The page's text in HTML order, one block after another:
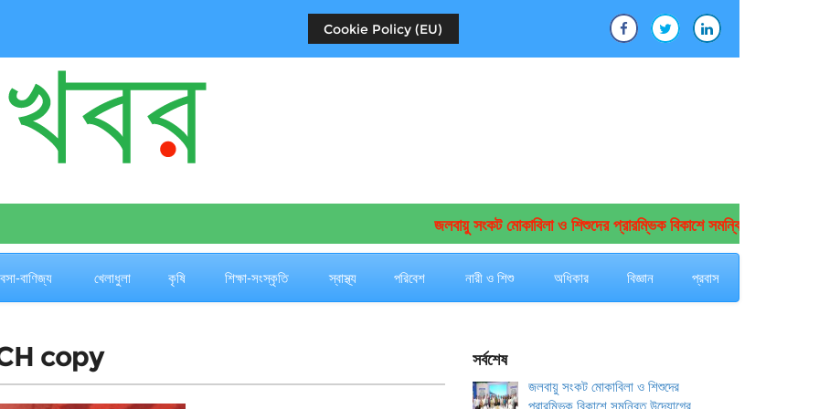
Cookie Policy (EU)
জলবায়ু সংকট মোকাবিলা ও শিশুদের প্রারম্ভিক বিকাশে সমন্বিত উদ্যোগের আহ্বান
বাণিজ্য খেলাধুলা কৃষি শিক্ষা-সংস্কৃতি স্বাস্থ্য পরিবেশ নারী ও শিশু অধিকার বিজ্ঞান প্রবাস
copy সর্বশেষ
জলবায়ু সংকট মোকাবিলা ও শিশুদের
প্রারম্ভিক বিকাশে সমন্বিত উদ্যোগের